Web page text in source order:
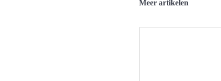
Meer artikelen